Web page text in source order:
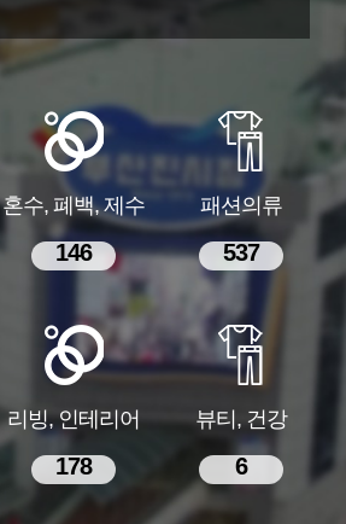
혼수, 폐백, 제수
146
패션의류
537
리빙, 인테리어
178
뷰티, 건강
6